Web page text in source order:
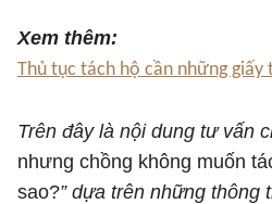
Xem thêm:
Thủ tục tách hộ cần những giấy
Trên đây là nội dung tư vấn
nhưng chồng không muốn
sao?” dựa trên những thông